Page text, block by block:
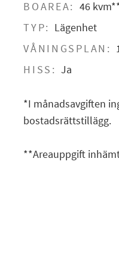
BOAREA: 46
TYP: Lägenhet
VÅNINGSPLAN:
HISS: Ja
*I månadsavgiften
bostadsrättstillägg.
**Areauppgift